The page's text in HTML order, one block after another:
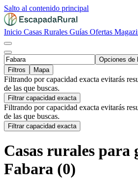
Salto al contenido principal
Inicio Casas Rurales Guías Ofertas
Opciones de
Filtros
Mapa
Filtrando por capacidad exacta evitarás
de las que buscas.
Filtrar capacidad exacta
Filtrando por capacidad exacta evitarás
de las que buscas.
Filtrar capacidad exacta
Casas rurales para
Fabara (0)